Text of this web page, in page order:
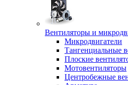
Вентиляторы и
Микродвигатели
Тангенциальные
Плоские
Мотовентиляторы
Центробежные